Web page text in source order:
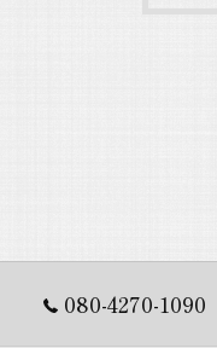
080-4270-1090